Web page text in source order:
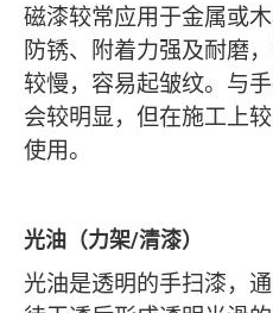
磁漆较常应用于金属或
防锈、附着力强及耐磨
较慢，容易起皱纹。与
会较明显，但在施工上
使用。
光油（力架/清漆）
光油是透明的手扫漆，